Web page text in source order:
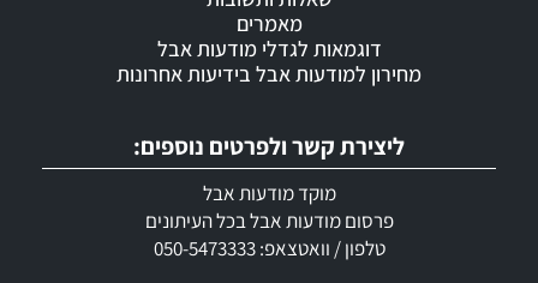
ליצירת קשר ולפרטים נוספים:
מוקד מודעות אבל
פרסום מודעות אבל בכל העיתונים
טלפון / וואטצאפ: 050-5473333
מאמרים
דוגמאות לגדלי מודעות אבל
מחירון למודעות אבל בידיעות אחרונות